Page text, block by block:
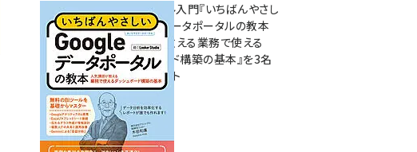
無料BIツール入門『いちばんやさし
いGoogleデータポータルの教本
人気講師が教える業務で使える
ダッシュボード構築の基本』を3名
様にプレゼント
7月31日 10:00